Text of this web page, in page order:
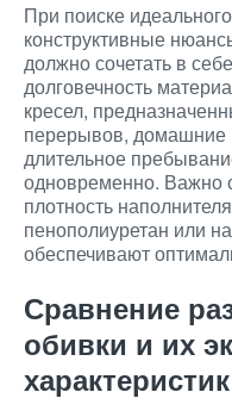
При поиске
конструктивные
должно сочетать в
долговечность
кресел,
перерывов, домашние
длительное
одновременно. Важно
плотность
пенополиуретан или
обеспечивают
Сравнение
обивки и их
характеристик